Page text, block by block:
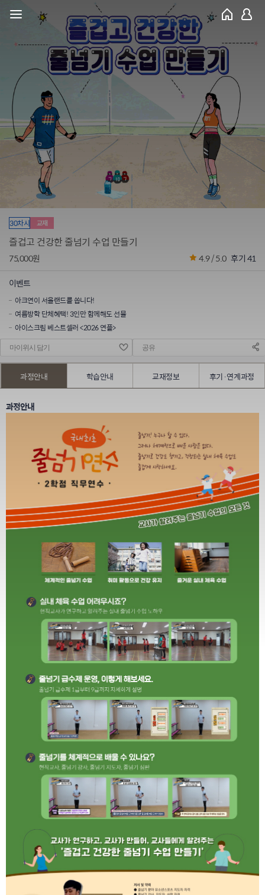
30차시 교재
즐겁고 건강한 줄넘기 수업 만들기
75,000원 4.9 / 5.0 후기 41
이벤트
아크연이 서울랜드를 쏩니다!
여름방학 단체혜택! 3인만 함께해도 선물
아이스크림 베스트셀러 <2026 연플>
마이위시 담기 공유
과정안내 학습안내 교재정보 후기·연계과정
과정안내